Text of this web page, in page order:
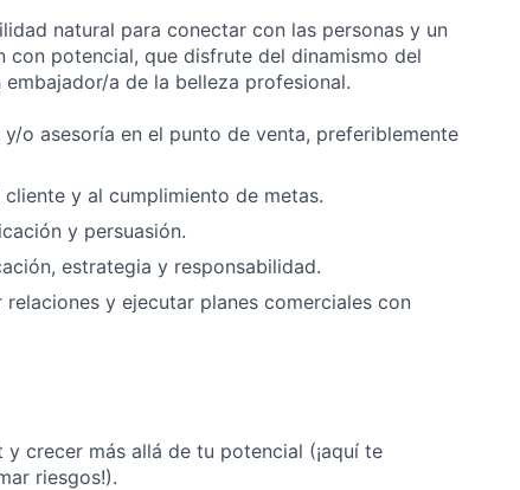
natural para conectar con las personas y un
potencial, que disfrute del dinamismo del
a de la belleza profesional.
o asesoría en el punto de venta, preferiblemente
y al cumplimiento de metas.
y persuasión.
estrategia y responsabilidad.
y ejecutar planes comerciales con
crecer más allá de tu potencial (¡aquí te
riesgos!).